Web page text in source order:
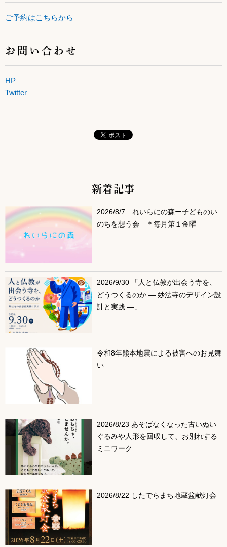
ご予約はこちらから
お問い合わせ
HP
Twitter
サブコンテンツ
新着記事
2026/8/7 れいらにの森ー子どものい
のちを想う会 ＊毎月第１金曜
2026/9/30 「人と仏教が出会う寺を、
どうつくるのか ― 妙法寺のデザイン設
計と実践 ―」
令和8年熊本地震による被害へのお見舞
い
2026/8/23 あそばなくなった古いぬい
ぐるみや人形を回収して、お別れする
ミニワーク
2026/8/22 したでらまち地蔵盆献灯会